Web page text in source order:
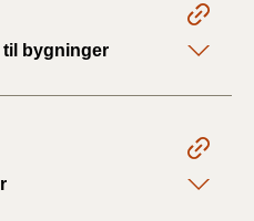
til bygninger